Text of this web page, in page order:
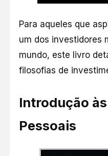
Para aqueles que
um dos investidores
mundo, este livro
filosofias de
Introdução
Pessoais